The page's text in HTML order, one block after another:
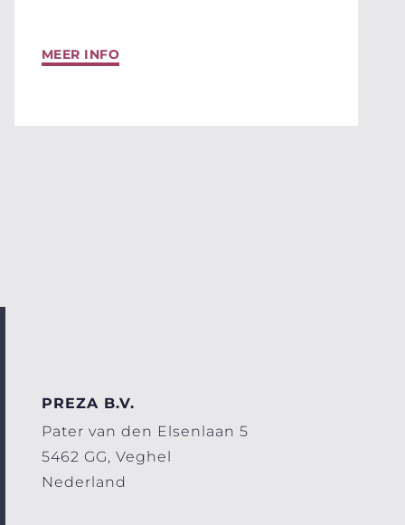
MEER INFO
PREZA B.V.
Pater van den Elsenlaan 5
5462 GG, Veghel
Nederland